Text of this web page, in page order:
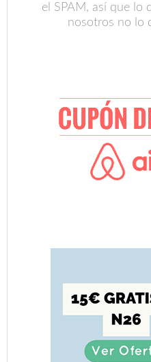
el SPAM, así que lo
nosotros no lo